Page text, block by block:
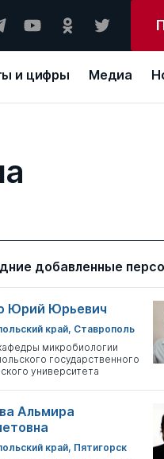
и цифры Медиа
добавленные
Юрий Юрьевич
край, Ставрополь
микробиологии
государственного
университета
Альмира
край, Пятигорск